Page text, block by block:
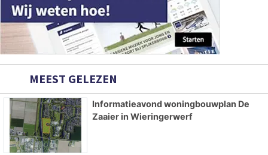
MEEST GELEZEN
Informatieavond woningbouwplan De
Zaaier in Wieringerwerf